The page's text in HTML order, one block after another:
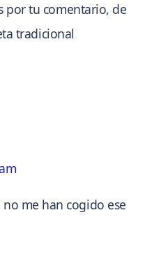
por tu comentario, de
tradicional
me han cogido ese